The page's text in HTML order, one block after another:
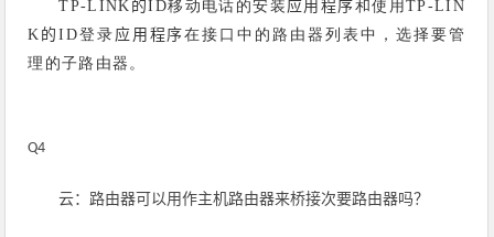
TP-LINK的ID移动电话的安装 应用程序和使用TP-LIN
K的ID登录 应用程序在接口中的路由器列表中，选择要管
理的子路由器。
Q4
云： 路由器可以用作主机路由器来桥接次要路由器吗？